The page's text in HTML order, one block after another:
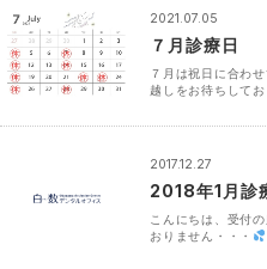
2021.07.05
７月診療日
７月は祝日に合わ
越しをお待ちして
2017.12.27
2018年1月診
こんにちは、受付
おりません・・・